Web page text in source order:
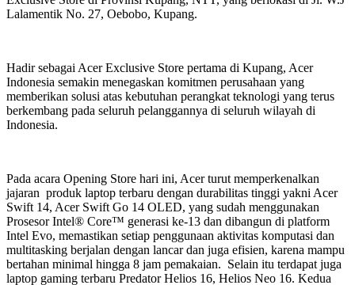
Lalamentik No. 27, Oebobo, Kupang.
Hadir sebagai Acer Exclusive Store pertama di Kupang, Acer
Indonesia semakin menegaskan komitmen perusahaan yang
memberikan solusi atas kebutuhan perangkat teknologi yang terus
berkembang pada seluruh pelanggannya di seluruh wilayah di
Indonesia.
Pada acara Opening Store hari ini, Acer turut memperkenalkan
jajaran produk laptop terbaru dengan durabilitas tinggi yakni Acer
Swift 14, Acer Swift Go 14 OLED, yang sudah menggunakan
Prosesor Intel® Core™ generasi ke-13 dan dibangun di platform
Intel Evo, memastikan setiap penggunaan aktivitas komputasi dan
multitasking berjalan dengan lancar dan juga efisien, karena mampu
bertahan minimal hingga 8 jam pemakaian. Selain itu terdapat juga
laptop gaming terbaru Predator Helios 16, Helios Neo 16. Kedua